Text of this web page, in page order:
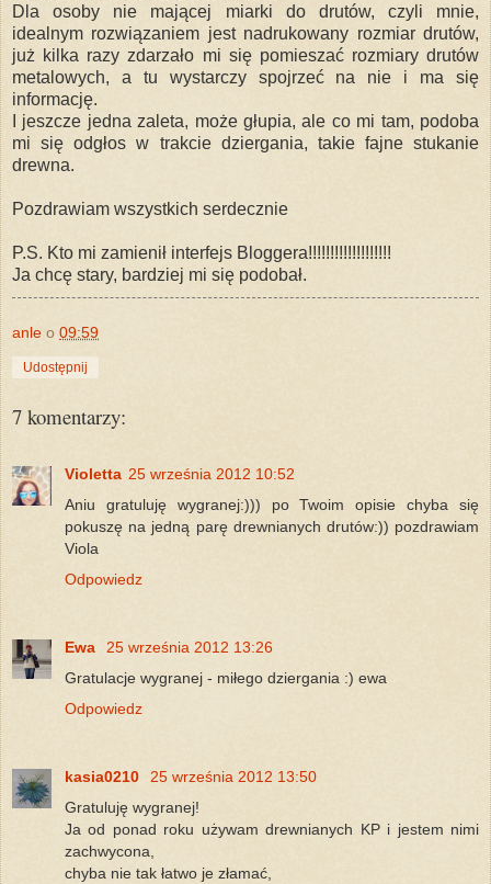
Dla osoby nie mającej miarki do drutów, czyli mnie,
idealnym rozwiązaniem jest nadrukowany rozmiar drutów,
już kilka razy zdarzało mi się pomieszać rozmiary drutów
metalowych, a tu wystarczy spojrzeć na nie i ma się
informację.
I jeszcze jedna zaleta, może głupia, ale co mi tam, podoba
mi się odgłos w trakcie dziergania, takie fajne stukanie
drewna.
Pozdrawiam wszystkich serdecznie
P.S. Kto mi zamienił interfejs Bloggera!!!!!!!!!!!!!!!!!!!
Ja chcę stary, bardziej mi się podobał.
anle o 09:59
Udostępnij
7 komentarzy:
Violetta 25 września 2012 10:52
Aniu gratuluję wygranej:))) po Twoim opisie chyba się
pokuszę na jedną parę drewnianych drutów:)) pozdrawiam
Viola
Odpowiedz
Ewa
25 września 2012 13:26
Gratulacje wygranej - miłego dziergania :) ewa
Odpowiedz
kasia0210
25 września 2012 13:50
Gratuluję wygranej!
Ja od ponad roku używam drewnianych KP i jestem nimi
zachwycona,
chyba nie tak łatwo je złamać,